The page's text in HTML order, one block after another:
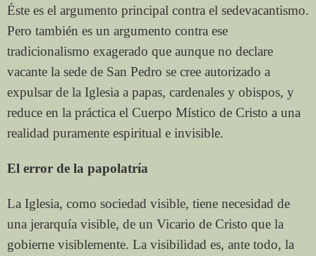
Éste es el argumento principal contra el sedevacantismo.
Pero también es un argumento contra ese
tradicionalismo exagerado que aunque no declare
vacante la sede de San Pedro se cree autorizado a
expulsar de la Iglesia a papas, cardenales y obispos, y
reduce en la práctica el Cuerpo Místico de Cristo a una
realidad puramente espiritual e invisible.
El error de la papolatría
La Iglesia, como sociedad visible, tiene necesidad de
una jerarquía visible, de un Vicario de Cristo que la
gobierne visiblemente. La visibilidad es, ante todo, la